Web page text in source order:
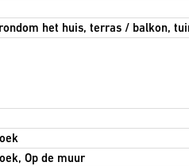
het huis, terras / balkon,
Op de muur